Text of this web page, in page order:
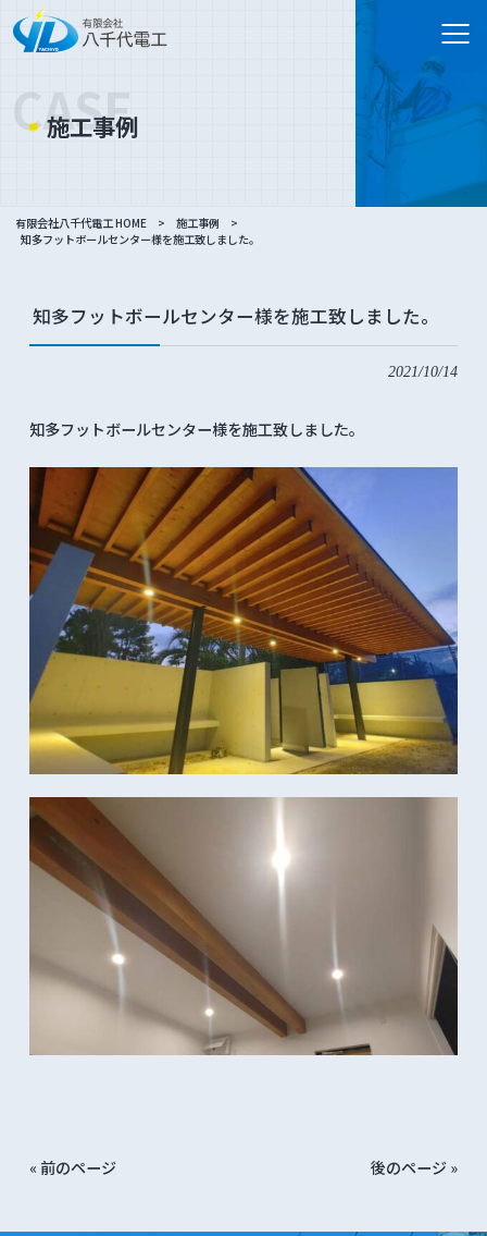
施工事例
CASE
有限会社八千代電工 HOME > 施工事例
>
知多フットボールセンター様を施工致しました。
知多フットボールセンター様を施工致しました。
2021/10/14
知多フットボールセンター様を施工致しました。
« 前のページ 後のページ »